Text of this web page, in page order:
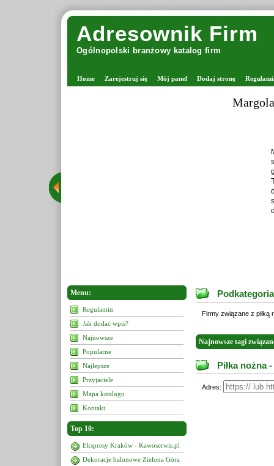
Adresownik Firm
Ogólnopolski branżowy katalog firm
Home Zarejestruj się Mój panel Dodaj stronę
Menu:
Regulamin
Jak dodać wpis?
Najnowsze
Popularne
Najlepsze
Przyjaciele
Mapa katalogu
Kontakt
Top 10:
Ekspresy Kraków - Kawoserwis.pl
Dekoracje balonowe Zielona Góra
Firmy związane z piłką
Najnowsze tagi
Piłka nożna
Adres: